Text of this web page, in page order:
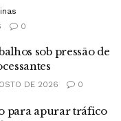
0
sob pressão de
DE 2026 0
para apurar tráfico